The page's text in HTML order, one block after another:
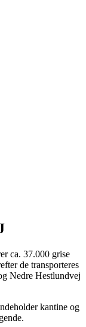
ca. 37.000 grise
de transporteres
Nedre Hestlundvej
kantine og